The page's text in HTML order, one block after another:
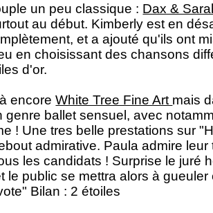
un peu classique : Dax &
au début. Kimberly est en
et a ajouté qu'ils ont
en choisissant des chansons
d'or.
encoreWhite Tree Fine Art mais
genre ballet sensuel, avec
! Une tres belle prestations sur
admirative. Paula admire leur
les candidats ! Surprise le juré
le public se mettra alors à gueuler
Bilan : 2 étoiles